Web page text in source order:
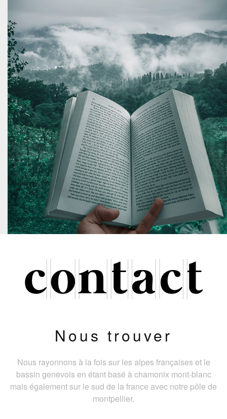
Nous trouver
Nous rayonnons à la fois sur les alpes françaises et le
bassin genevois en étant basé à chamonix mont-blanc
mais également sur le sud de la france avec notre pôle de
montpellier.